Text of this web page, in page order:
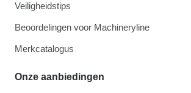
Veiligheidstips
Beoordelingen voor Machineryline
Merkcatalogus
Onze aanbiedingen